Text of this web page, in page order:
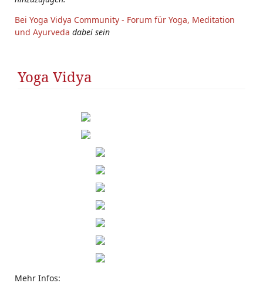
Bei Yoga Vidya Community - Forum für Yoga, Meditation
und Ayurveda dabei sein
Yoga Vidya
Mehr Infos: